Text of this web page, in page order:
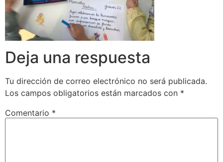
Deja una respuesta
Tu dirección de correo electrónico no será publicada.
Los campos obligatorios están marcados con *
Comentario *